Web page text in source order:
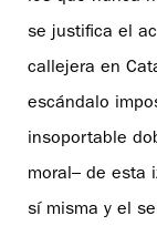
se justifica el
callejera en
escándalo
insoportable
moral– de esta
sí misma y el